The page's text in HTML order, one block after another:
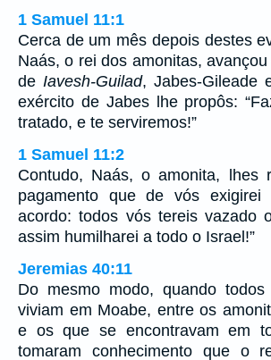
1 Samuel 11:1
Cerca de um mês depois destes
Naás, o rei dos amonitas,
de Iavesh-Guilad, Jabes-Gileade
exército de Jabes lhe propôs:
tratado, e te serviremos!”
1 Samuel 11:2
Contudo, Naás, o amonita, lhes
pagamento que de vós exigirei
acordo: todos vós tereis vazado
assim humilharei a todo o Israel!”
Jeremias 40:11
Do mesmo modo, quando
viviam em Moabe, entre os
e os que se encontravam em
tomaram conhecimento que o